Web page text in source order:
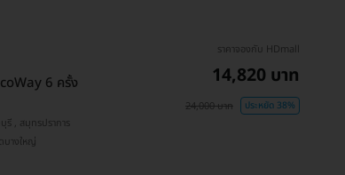
6 ครั้ง
วัฒนา , ปทุมธานี , บางกอกน้อย , ชลบุรี , คันนายาว , จตุจักร , นนทบุรี , สมุทรปราการ
พหลโยธิน , MRT ตลาดบางใหญ่
ราคาจองกับ HDmall
14,820 บาท
24,000 บาท ประหยัด 38%